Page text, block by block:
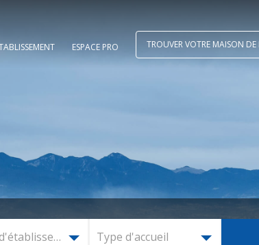
ESPACE PRO TROUVER VOTRE MAISON DE
Type d'accueil